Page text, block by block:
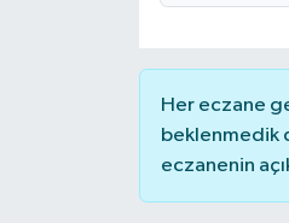
Her eczane
beklenmedik
eczanenin